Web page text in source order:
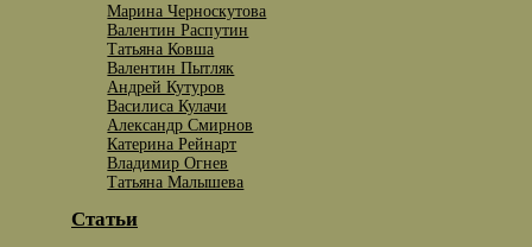
Марина Черноскутова
Валентин Распутин
Татьяна Ковша
Валентин Пытляк
Андрей Кутуров
Василиса Кулачи
Александр Смирнов
Катерина Рейнарт
Владимир Огнев
Татьяна Малышева
Статьи